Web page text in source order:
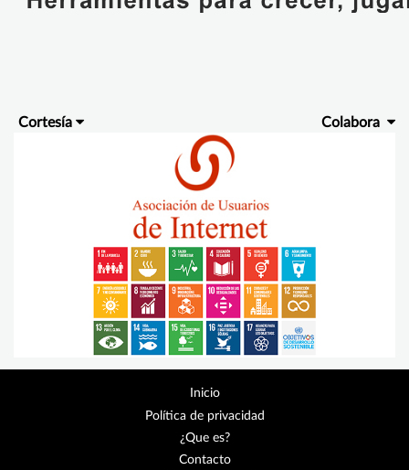
Cortesía Colabora
Inicio
Política de privacidad
¿Que es?
Contacto